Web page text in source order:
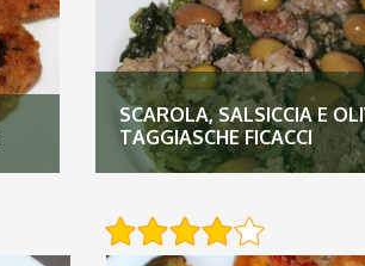
SCAROLA, SALSICCIA E
TAGGIASCHE FICACCI